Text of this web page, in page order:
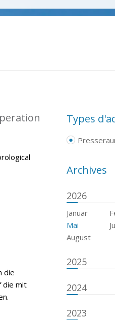
die
die mit
Types
Archives
2026
Januar
Mai
August
2025
2024
2023